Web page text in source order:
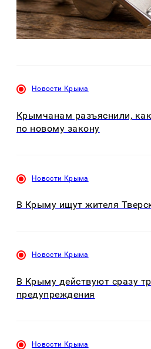
Новости Крыма
Крымчанам разъяснили,
по новому закону
Новости Крыма
В Крыму ищут жителя
Новости Крыма
В Крыму действуют сразу
предупреждения
Новости Крыма